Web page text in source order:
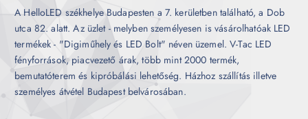
A HelloLED székhelye Budapesten a 7. kerületben található, a Dob
utca 82. alatt. Az üzlet - melyben személyesen is vásárolhatóak LED
termékek - "Digiműhely és LED Bolt" néven üzemel. V-Tac LED
fényforrások, piacvezető árak, több mint 2000 termék,
bemutatóterem és kipróbálási lehetőség. Házhoz szállítás illetve
személyes átvétel Budapest belvárosában.